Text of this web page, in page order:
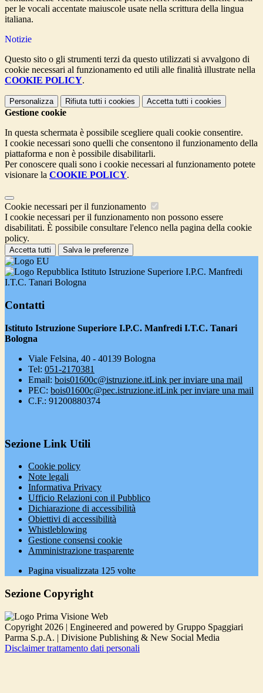
per le vocali accentate maiuscole usate nella scrittura della lingua
italiana.
Notizie
Questo sito o gli strumenti terzi da questo utilizzati si avvalgono di
cookie necessari al funzionamento ed utili alle finalità illustrate nella
COOKIE POLICY.
Personalizza Rifiuta tutti i cookies Accetta tutti i cookies
Gestione cookie
In questa schermata è possibile scegliere quali cookie consentire.
I cookie necessari sono quelli che consentono il funzionamento della
piattaforma e non è possibile disabilitarli.
Per conoscere quali sono i cookie necessari al funzionamento potete
visionare la COOKIE POLICY.
Cookie necessari per il funzionamento
I cookie necessari per il funzionamento non possono essere
disabilitati. È possibile consultare l'elenco nella pagina della cookie
policy.
Accetta tutti Salva le preferenze
Istituto Istruzione Superiore I.P.C. Manfredi
I.T.C. Tanari Bologna
Contatti
Istituto Istruzione Superiore I.P.C. Manfredi I.T.C. Tanari
Bologna
Viale Felsina, 40 - 40139 Bologna
Tel: 051-2170381
Email: bois01600c@istruzione.itLink per inviare una mail
PEC: bois01600c@pec.istruzione.itLink per inviare una mail
C.F.: 91200880374
Sezione Link Utili
Cookie policy
Note legali
Informativa Privacy
Ufficio Relazioni con il Pubblico
Dichiarazione di accessibilità
Obiettivi di accessibilità
Whistleblowing
Gestione consensi cookie
Amministrazione trasparente
Pagina visualizzata 125 volte
Sezione Copyright
Copyright 2026 | Engineered and powered by Gruppo Spaggiari
Parma S.p.A. | Divisione Publishing & New Social Media
Disclaimer trattamento dati personali